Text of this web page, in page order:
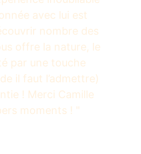
avec lui est
nombre des
offre la nature, le
par une touche
il faut l’admettre)
! Merci Camille
moments ! "